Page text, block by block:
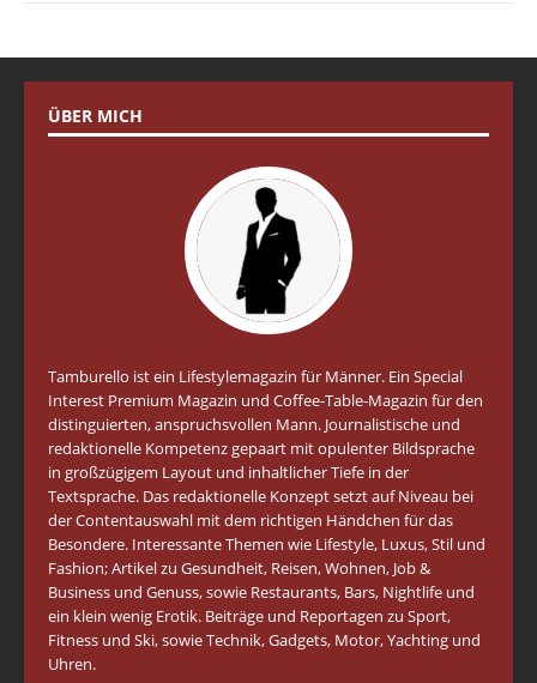
ÜBER MICH
Tamburello ist ein Lifestylemagazin für Männer. Ein Special
Interest Premium Magazin und Coffee-Table-Magazin für den
distinguierten, anspruchsvollen Mann. Journalistische und
redaktionelle Kompetenz gepaart mit opulenter Bildsprache
in großzügigem Layout und inhaltlicher Tiefe in der
Textsprache. Das redaktionelle Konzept setzt auf Niveau bei
der Contentauswahl mit dem richtigen Händchen für das
Besondere. Interessante Themen wie Lifestyle, Luxus, Stil und
Fashion; Artikel zu Gesundheit, Reisen, Wohnen, Job &
Business und Genuss, sowie Restaurants, Bars, Nightlife und
ein klein wenig Erotik. Beiträge und Reportagen zu Sport,
Fitness und Ski, sowie Technik, Gadgets, Motor, Yachting und
Uhren.